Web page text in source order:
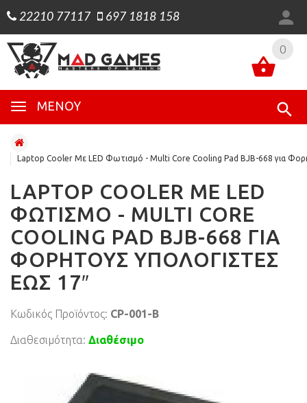
22210 77117 697 1818 158
0
ΜΕΝΟΎ
0
Laptop Cooler Με LED Φωτισμό - Multi Core Cooling Pad BJB-668 για
LAPTOP COOLER ΜΕ LED
ΦΩΤΙΣΜΌ - MULTI CORE
COOLING PAD BJB-668 ΓΙΑ
ΦΟΡΗΤΟΎΣ ΥΠΟΛΟΓΙΣΤΈΣ
ΈΩΣ 17″
Κωδικός Προϊόντος: CP-001-B
Διαθεσιμότητα: Διαθέσιμο